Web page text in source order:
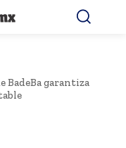
BadeBa garantiza